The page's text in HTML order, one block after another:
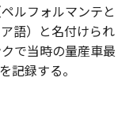
ルフォルマンテと
語）と名付けられ
で当時の量産車最
記録する。